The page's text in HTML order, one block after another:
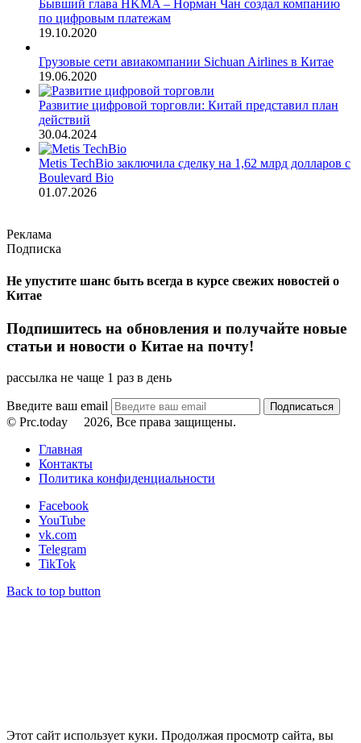
Бывший глава HKMA – Норман Чан создал компанию
по цифровым платежам
19.10.2020
Грузовые сети авиакомпании Sichuan Airlines в Китае
19.06.2020
Развитие цифровой торговли: Китай представил план
действий
30.04.2024
Metis TechBio заключила сделку на 1,62 млрд долларов с
Boulevard Bio
01.07.2026
Реклама
Подписка
Не упустите шанс быть всегда в курсе свежих новостей о
Китае
Подпишитесь на обновления и получайте новые
статьи и новости о Китае на почту!
рассылка не чаще 1 раз в день
Введите ваш email
© Prc.today
2026, Все права защищены.
Главная
Контакты
Политика конфиденциальности
Facebook
YouTube
vk.com
Telegram
TikTok
Back to top button
Этот сайт использует куки. Продолжая просмотр сайта, вы